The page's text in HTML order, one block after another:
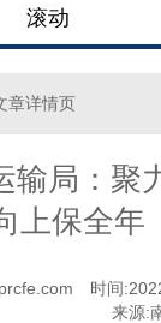
滚动
章详情页
输局：聚
上保全年
时间
来源: